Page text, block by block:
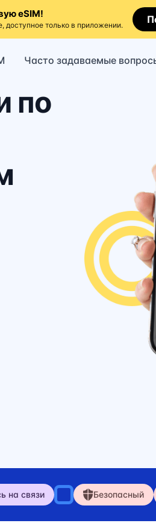
eSIM!
доступное только в приложении.
Часто задаваемые
по
на связи Безопасный